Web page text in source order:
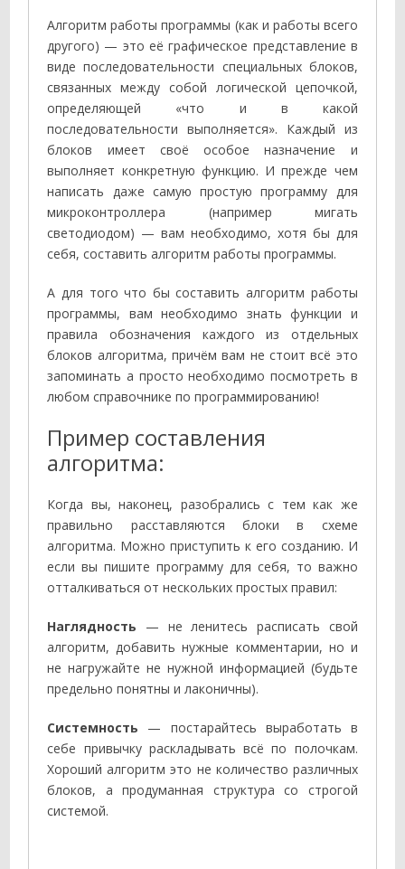
Алгоритм работы программы (как и работы всего
другого) — это её графическое представление в
виде последовательности специальных блоков,
связанных между собой логической цепочкой,
определяющей «что и в какой
последовательности выполняется». Каждый из
блоков имеет своё особое назначение и
выполняет конкретную функцию. И прежде чем
написать даже самую простую программу для
микроконтроллера (например мигать
светодиодом) — вам необходимо, хотя бы для
себя, составить алгоритм работы программы.
А для того что бы составить алгоритм работы
программы, вам необходимо знать функции и
правила обозначения каждого из отдельных
блоков алгоритма, причём вам не стоит всё это
запоминать а просто необходимо посмотреть в
любом справочнике по программированию!
Пример составления
алгоритма:
Когда вы, наконец, разобрались с тем как же
правильно расставляются блоки в схеме
алгоритма. Можно приступить к его созданию. И
если вы пишите программу для себя, то важно
отталкиваться от нескольких простых правил:
Наглядность — не ленитесь расписать свой
алгоритм, добавить нужные комментарии, но и
не нагружайте не нужной информацией (будьте
предельно понятны и лаконичны).
Системность — постарайтесь выработать в
себе привычку раскладывать всё по полочкам.
Хороший алгоритм это не количество различных
блоков, а продуманная структура со строгой
системой.